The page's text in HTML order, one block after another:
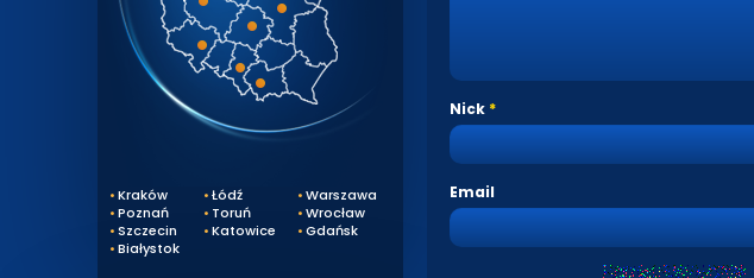
Kraków Łódź
Warszawa
Poznań
Toruń
Wrocław
Szczecin
Katowice
Gdańsk
Białystok
Nick
Email